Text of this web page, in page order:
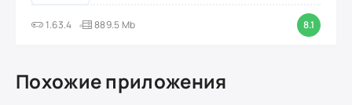
1.63.4 889.5 Mb 8.1
Похожие приложения